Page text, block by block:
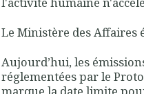
Le Ministère des Affaires
Aujourd’hui, les
réglementées par le